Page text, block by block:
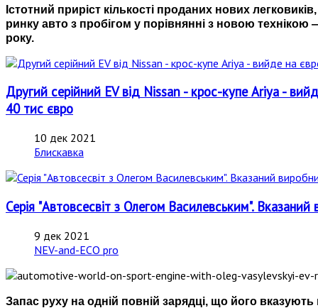
Істотний приріст кількості проданих нових
ринку авто з пробігом у порівнянні з новою
року.
Другий серійний EV від Nissan - крос-купе Ariya -
40 тис євро
10 дек 2021
Блискавка
Серія "Автовсесвіт з Олегом Василевським".
9 дек 2021
NEV-and-ECO pro
Запас руху на одній повній зарядці, що його